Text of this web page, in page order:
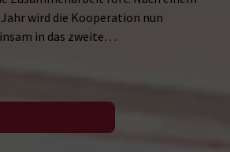
wird die Kooperation nun
in das zweite…